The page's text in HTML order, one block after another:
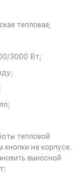
тепловая;
3000 Вт;
тепловой
кнопки на корпусе.
выносной